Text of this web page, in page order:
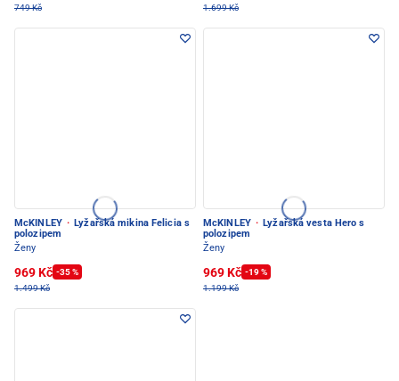
749 Kč
1.699 Kč
McKINLEY · Lyžařská mikina Felicia s
polozipem
Ženy
969 Kč -35 %
1.499 Kč
McKINLEY · Lyžařská vesta Hero s
polozipem
Ženy
969 Kč -19 %
1.199 Kč